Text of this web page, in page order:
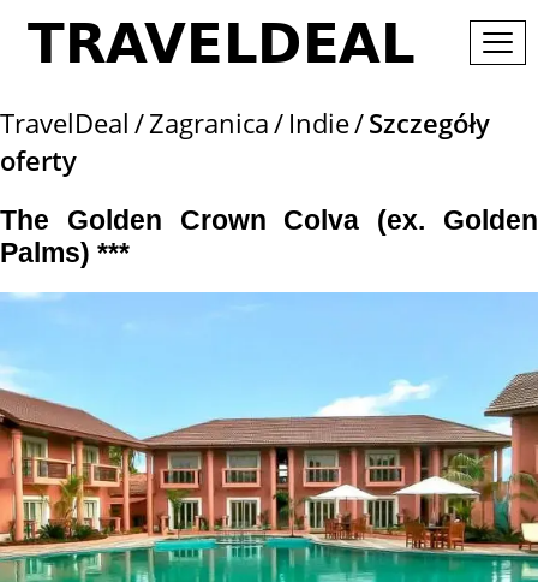
TravelDeal Zagranica Indie Szczegóły
oferty
The Golden Crown Colva (ex. Golden
Palms) ***